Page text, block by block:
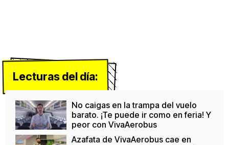
Lecturas del día:
No caigas en la trampa del vuelo
barato. ¡Te puede ir como en feria! Y
peor con VivaAerobus
Azafata de VivaAerobus cae en